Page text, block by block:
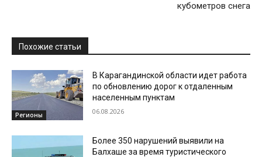
кубометров снега
Похожие статьи
Регионы
В Карагандинской области идет работа
по обновлению дорог к отдаленным
населенным пунктам
06.08.2026
Более 350 нарушений выявили на
Балхаше за время туристического